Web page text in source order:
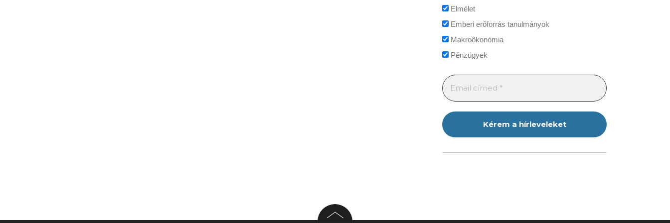
Elmélet
Emberi erőforrás tanulmányok
Makroökonómia
Pénzügyek